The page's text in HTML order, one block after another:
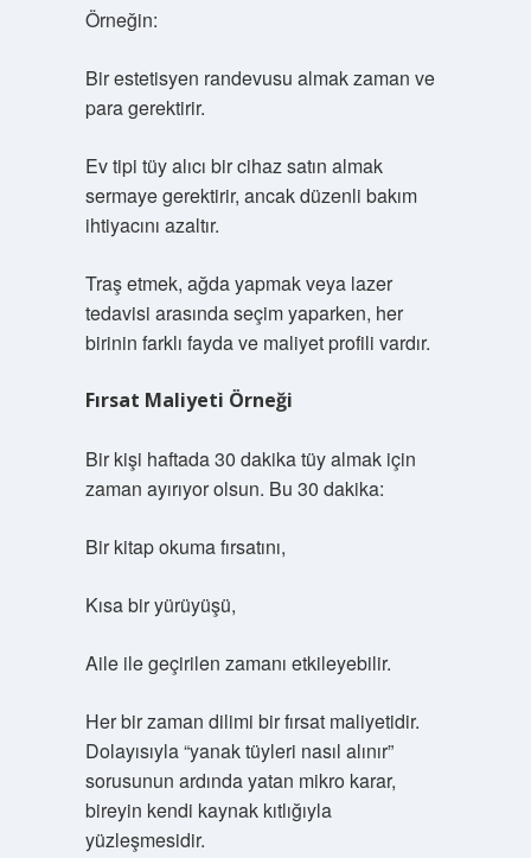
Örneğin:
Bir estetisyen randevusu almak zaman ve
para gerektirir.
Ev tipi tüy alıcı bir cihaz satın almak
sermaye gerektirir, ancak düzenli bakım
ihtiyacını azaltır.
Traş etmek, ağda yapmak veya lazer
tedavisi arasında seçim yaparken, her
birinin farklı fayda ve maliyet profili vardır.
Fırsat Maliyeti Örneği
Bir kişi haftada 30 dakika tüy almak için
zaman ayırıyor olsun. Bu 30 dakika:
Bir kitap okuma fırsatını,
Kısa bir yürüyüşü,
Aile ile geçirilen zamanı etkileyebilir.
Her bir zaman dilimi bir fırsat maliyetidir.
Dolayısıyla “yanak tüyleri nasıl alınır”
sorusunun ardında yatan mikro karar,
bireyin kendi kaynak kıtlığıyla
yüzleşmesidir.